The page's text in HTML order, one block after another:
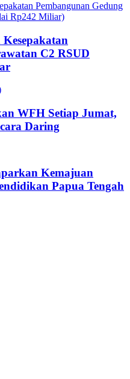
C2 RSUD
WFH Setiap Jumat,
Daring
Kemajuan
Papua Tengah